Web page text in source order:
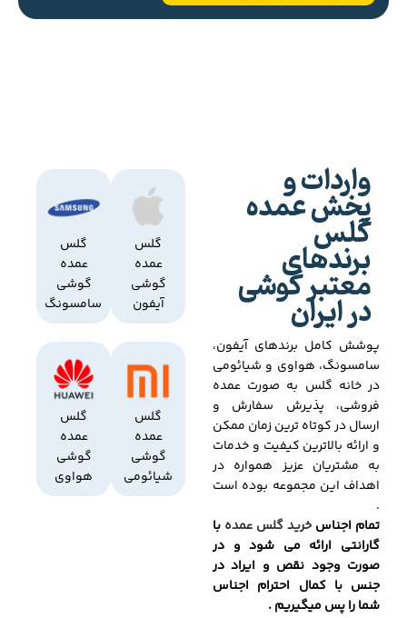
واردات و
پخش عمده
گلس
برندهای
معتبر گوشی
در ایران
پوشش کامل برندهای آیفون،
سامسونگ، هواوی و شیائومی
در خانه گلس به صورت عمده
فروشی، پذیرش سفارش و
ارسال در کوتاه ترین زمان ممکن
و ارائه بالاترین کیفیت و خدمات
به مشتریان عزیز همواره در
اهداف این مجموعه بوده است
.
تمام اجناسخرید گلس عمده با
گارانتی ارائه می شود و در
صورت وجود نقص و ایراد در
جنس با کمال احترام اجناس
شما را پس میگیریم .
گلس
عمده
گوشی
آیفون
گلس
عمده
گوشی
سامسونگ
گلس
عمده
گوشی
شیائومی
گلس
عمده
گوشی
هواوی